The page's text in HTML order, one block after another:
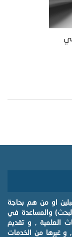
او من هم بحاجة
والمساعدة في
العلمية , و تقديم
, و غيرها من الخدمات